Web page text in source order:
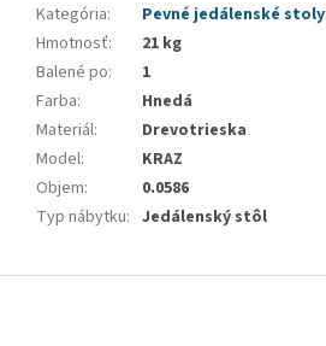
Kategória:
Pevné jedálenské stoly
Hmotnosť:
21 kg
Balené po:
1
Farba:
Hnedá
Materiál:
Drevotrieska
Model:
KRAZ
Objem:
0.0586
Typ nábytku: Jedálenský stôl